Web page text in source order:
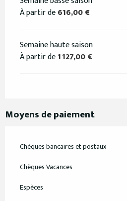
À partir de616,00 €
Semaine haute saison
À partir de1 127,00 €
Moyens de paiement
Chèques bancaires et postaux
Chèques Vacances
Espèces